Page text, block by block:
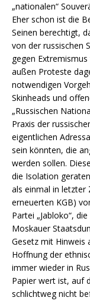
„nationalen“
Eher schon ist die
Seinen berechtigt,
von der russischen
gegen
außen Proteste
notwendigen
Skinheads und
„Russischen
Praxis der
eigentlichen
sein könnten, die
werden sollen.
die Isolation
als einmal in letzter
erneuerten KGB)
Partei „Jabloko“,
Moskauer
Gesetz mit Hinweis
Hoffnung der
immer wieder in
Papier wert ist, auf
schlichtweg nicht